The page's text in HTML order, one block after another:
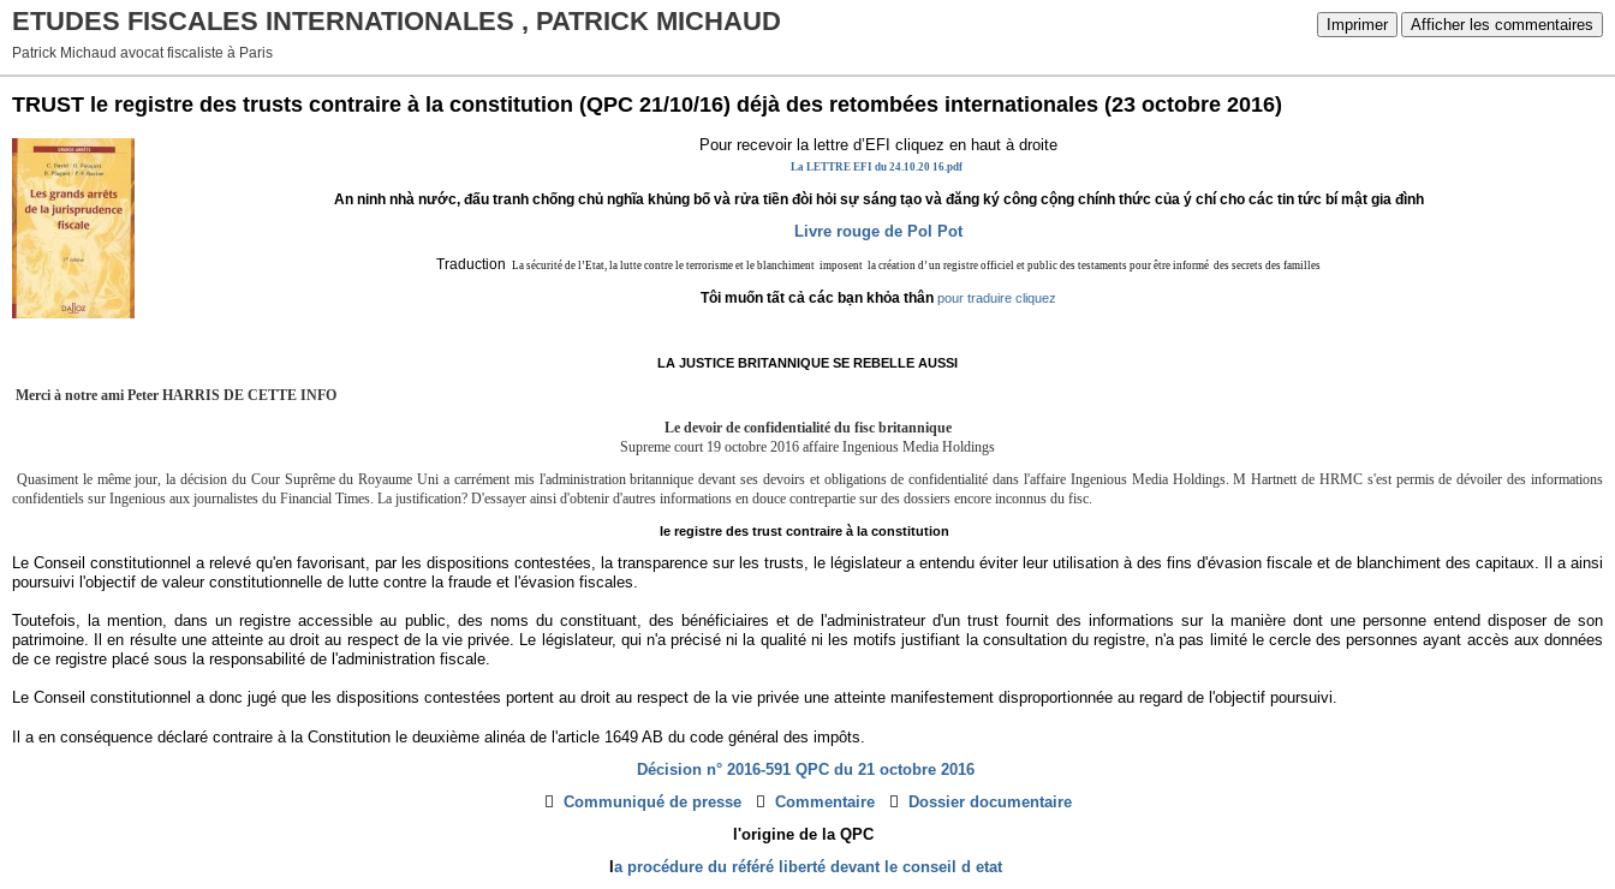
Imprimer Afficher les commentaires
ETUDES FISCALES INTERNATIONALES , PATRICK MICHAUD
Patrick Michaud avocat fiscaliste à Paris
TRUST le registre des trusts contraire à la constitution (QPC 21/10/16) déjà des retombées internationales (23 octobre 2016)
Pour recevoir la lettre d’EFI cliquez en haut à droite
La LETTRE EFI du 24.10.20 16.pdf
An ninh nhà nước, đấu tranh chống chủ nghĩa khủng bố và rửa tiền đòi hỏi sự sáng tạo và đăng ký công cộng chính thức của ý chí cho các tin tức bí mật gia đình
Livre rouge de Pol Pot
Traduction La sécurité de l’Etat, la lutte contre le terrorisme et le blanchiment imposent la création d’ un registre officiel et public des testaments pour être informé des secrets des familles
Tôi muốn tất cả các bạn khỏa thânpour traduire cliquez
LA JUSTICE BRITANNIQUE SE REBELLE AUSSI
Merci à notre ami Peter HARRIS DE CETTE INFO
Le devoir de confidentialité du fisc britannique
Supreme court 19 octobre 2016 affaire Ingenious Media Holdings
Quasiment le même jour, la décision du Cour Suprême du Royaume Uni a carrément mis l'administration britannique devant ses devoirs et obligations de confidentialité dans l'affaire Ingenious Media Holdings. M Hartnett de HRMC s'est permis de dévoiler des informations
confidentiels sur Ingenious aux journalistes du Financial Times. La justification? D'essayer ainsi d'obtenir d'autres informations en douce contrepartie sur des dossiers encore inconnus du fisc.
le registre des trust contraire à la constitution
Le Conseil constitutionnel a relevé qu'en favorisant, par les dispositions contestées, la transparence sur les trusts, le législateur a entendu éviter leur utilisation à des fins d'évasion fiscale et de blanchiment des capitaux. Il a ainsi
poursuivi l'objectif de valeur constitutionnelle de lutte contre la fraude et l'évasion fiscales.
Toutefois, la mention, dans un registre accessible au public, des noms du constituant, des bénéficiaires et de l'administrateur d'un trust fournit des informations sur la manière dont une personne entend disposer de son
patrimoine. Il en résulte une atteinte au droit au respect de la vie privée. Le législateur, qui n'a précisé ni la qualité ni les motifs justifiant la consultation du registre, n'a pas limité le cercle des personnes ayant accès aux données
de ce registre placé sous la responsabilité de l'administration fiscale.
Le Conseil constitutionnel a donc jugé que les dispositions contestées portent au droit au respect de la vie privée une atteinte manifestement disproportionnée au regard de l'objectif poursuivi.
Il a en conséquence déclaré contraire à la Constitution le deuxième alinéa de l'article 1649 AB du code général des impôts.
Décision n° 2016-591 QPC du 21 octobre 2016
 Communiqué de presse Commentaire
Dossier documentaire
l'origine de la QPC
a procédure du référé liberté devant le conseil d etat